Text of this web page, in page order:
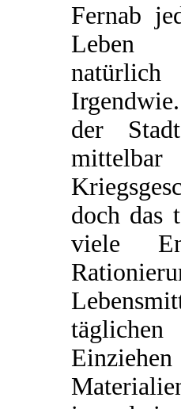
Fernab
Leben
der
doch das
viele